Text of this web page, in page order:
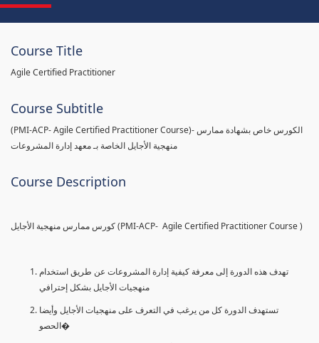
Course Title
Agile Certified Practitioner
Course Subtitle
(PMI-ACP- Agile Certified Practitioner Course)- الكورس خاص بشهادة ممارس
منهجية الأجايل الخاصة بـ معهد إدارة المشروعات
Course Description
كورس ممارس منهجية الأجايل (PMI-ACP- Agile Certified Practitioner Course )
تهدف هذه الدورة إلى معرفة كيفية إدارة المشروعات عن طريق استخدام
منهجيات الأجايل بشكل إحترافي
تستهدف الدورة كل من يرغب في التعرف على منهجيات الأجايل وأيضا
الحصو�